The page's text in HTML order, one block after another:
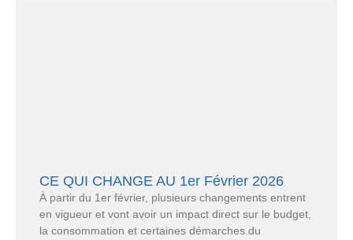
CE QUI CHANGE AU 1er Février 2026
À partir du 1er février, plusieurs changements entrent
en vigueur et vont avoir un impact direct sur le budget,
la consommation et certaines démarches du